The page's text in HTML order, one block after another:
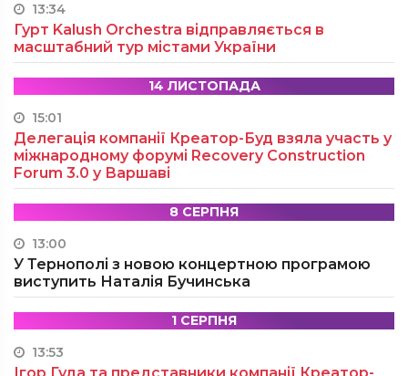
13:34
Гурт Kalush Orchestra відправляється в
масштабний тур містами України
14 ЛИСТОПАДА
15:01
Делегація компанії Креатор-Буд взяла участь у
міжнародному форумі Recovery Construction
Forum 3.0 у Варшаві
8 СЕРПНЯ
13:00
У Тернополі з новою концертною програмою
виступить Наталія Бучинська
1 СЕРПНЯ
13:53